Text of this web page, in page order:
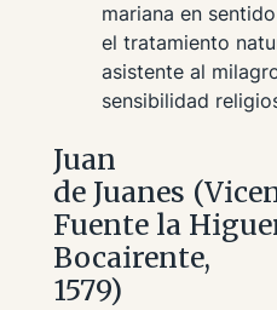
mariana en
el tratamiento
asistente al
sensibilidad
Juan
de Juanes
Fuente la
Bocairente,
1579)